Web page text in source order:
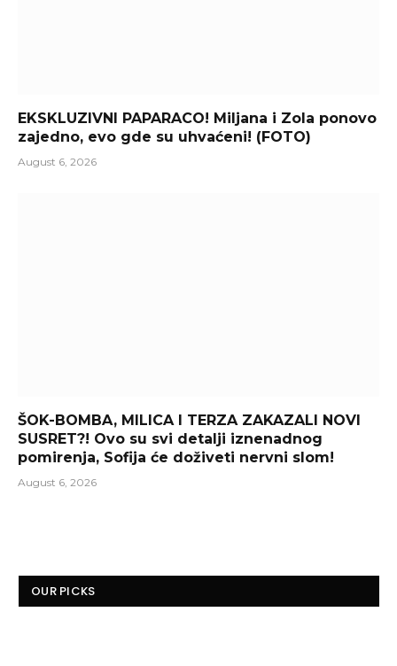
EKSKLUZIVNI PAPARACO! Miljana i Zola ponovo
zajedno, evo gde su uhvaćeni! (FOTO)
August 6, 2026
ŠOK-BOMBA, MILICA I TERZA ZAKAZALI NOVI
SUSRET?! Ovo su svi detalji iznenadnog
pomirenja, Sofija će doživeti nervni slom!
August 6, 2026
OUR PICKS